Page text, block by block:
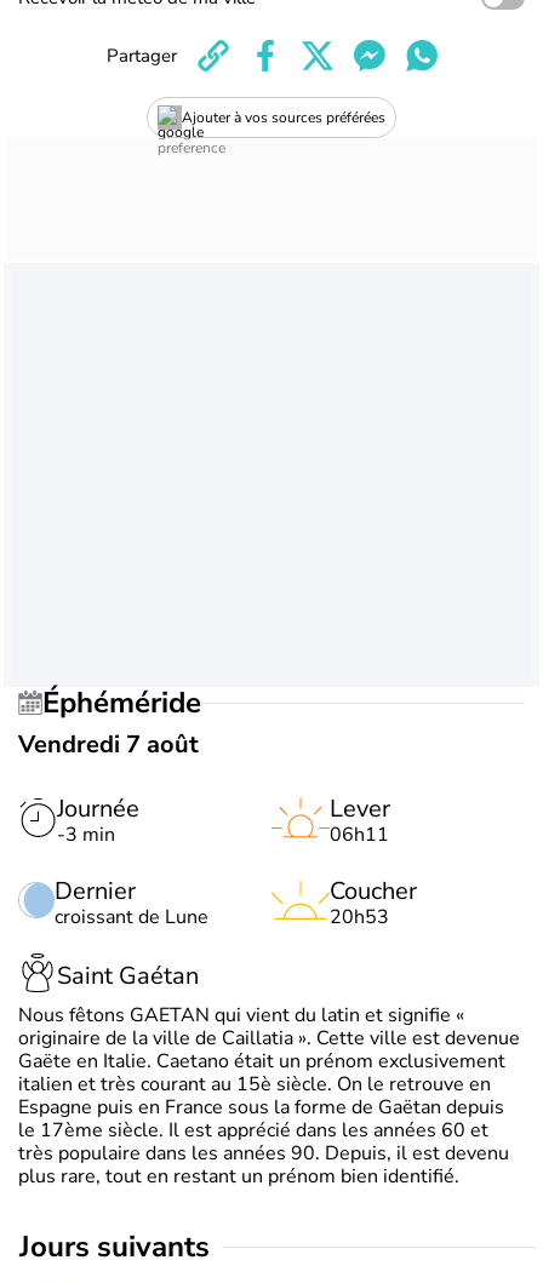
Ajouter à vos sources préférées
Partager
Éphéméride
Vendredi 7 août
Journée
-3 min
Dernier
croissant de Lune
Lever
06h11
Coucher
20h53
Saint Gaétan
Nous fêtons GAETAN qui vient du latin et signifie «
originaire de la ville de Caillatia ». Cette ville est devenue
Gaëte en Italie. Caetano était un prénom exclusivement
italien et très courant au 15è siècle. On le retrouve en
Espagne puis en France sous la forme de Gaëtan depuis
le 17ème siècle. Il est apprécié dans les années 60 et
très populaire dans les années 90. Depuis, il est devenu
plus rare, tout en restant un prénom bien identifié.
jours suivants